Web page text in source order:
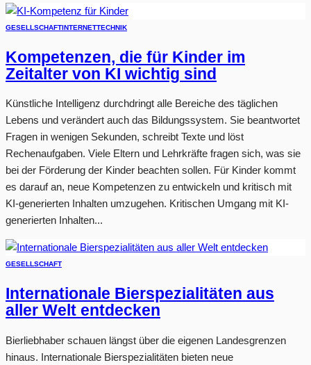
GESELLSCHAFTINTERNETTECHNIK
Kompetenzen, die für Kinder im
Zeitalter von KI wichtig sind
Künstliche Intelligenz durchdringt alle Bereiche des täglichen
Lebens und verändert auch das Bildungssystem. Sie beantwortet
Fragen in wenigen Sekunden, schreibt Texte und löst
Rechenaufgaben. Viele Eltern und Lehrkräfte fragen sich, was sie
bei der Förderung der Kinder beachten sollen. Für Kinder kommt
es darauf an, neue Kompetenzen zu entwickeln und kritisch mit
KI-generierten Inhalten umzugehen. Kritischen Umgang mit KI-
generierten Inhalten...
GESELLSCHAFT
Internationale Bierspezialitäten aus
aller Welt entdecken
Bierliebhaber schauen längst über die eigenen Landesgrenzen
hinaus. Internationale Bierspezialitäten bieten neue